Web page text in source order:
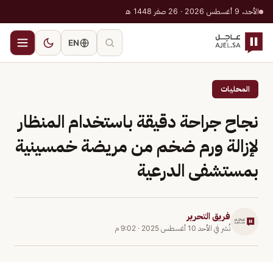
الأحد، 9 أغسطس 2026 · 26 صفر 1448 هـ
EN
المحليات
نجاح جراحة دقيقة باستخدام المنظار
لإزالة ورم ضخم من مريضة خمسينية
بمستشفى الدرعية
فريق التحرير
نُشر في الأحد 10 أغسطس 2025 · 9:02 م